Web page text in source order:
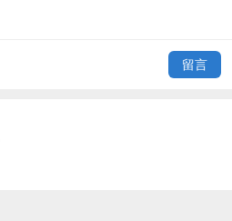
留言